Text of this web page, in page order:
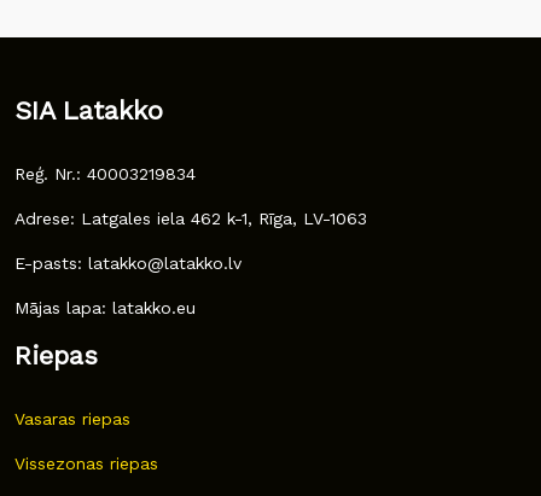
SIA Latakko
Reģ. Nr.: 40003219834
Adrese: Latgales iela 462 k-1, Rīga, LV-1063
E-pasts: latakko@latakko.lv
Mājas lapa: latakko.eu
Riepas
Vasaras riepas
Vissezonas riepas